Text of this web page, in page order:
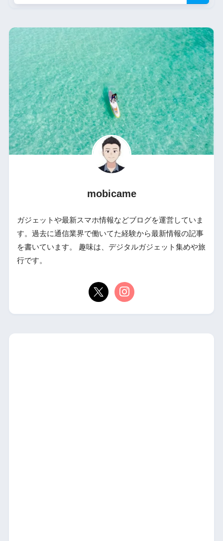
mobicame
ガジェットや最新スマホ情報などブログを運営していま
す。過去に通信業界で働いてた経験から最新情報の記事
を書いています。 趣味は、デジタルガジェット集めや旅
行です。